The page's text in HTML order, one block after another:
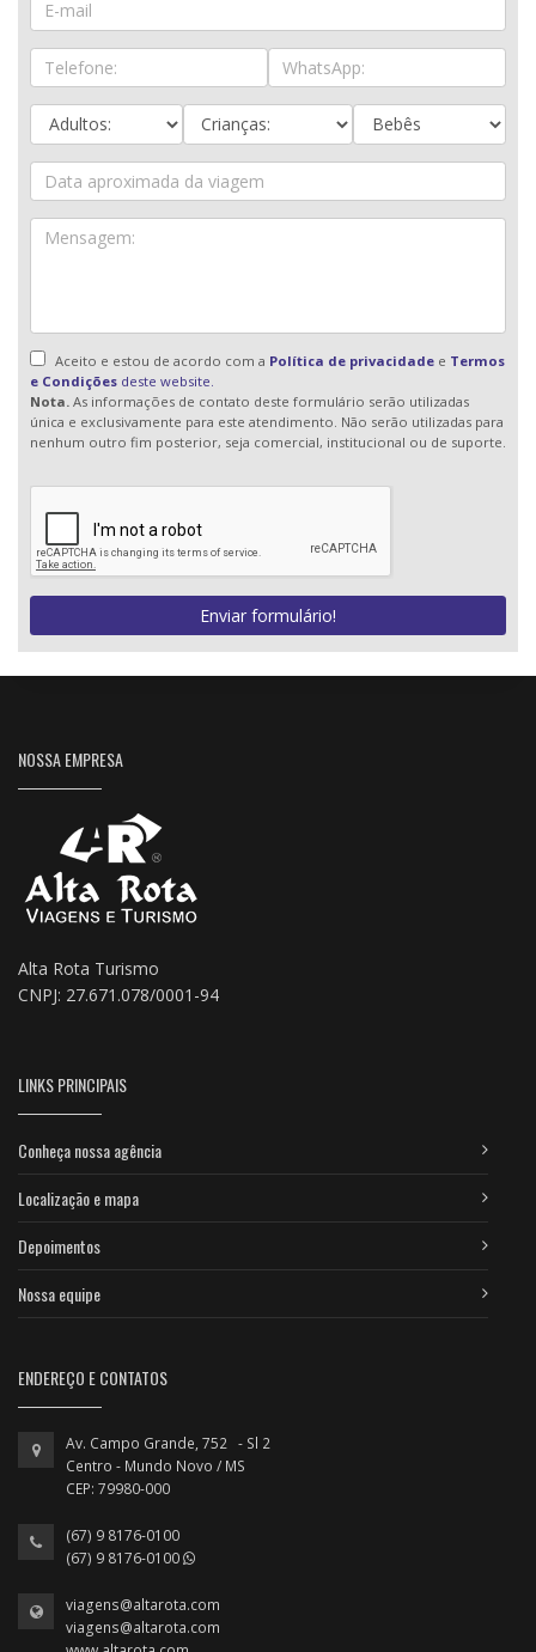
Aceito e estou de acordo com a Política de privacidadee Termos
e Condições deste website.
Nota. As informações de contato deste formulário serão utilizadas
única e exclusivamente para este atendimento. Não serão utilizadas para
nenhum outro fim posterior, seja comercial, institucional ou de suporte.
Enviar formulário!
NOSSA EMPRESA
Alta Rota Turismo
CNPJ: 27.671.078/0001-94
LINKS PRINCIPAIS
Conheça nossa agência
Localização e mapa
Depoimentos
Nossa equipe
ENDEREÇO E CONTATOS
Av. Campo Grande, 752 - Sl 2
Centro - Mundo Novo / MS
CEP: 79980-000
(67) 9 8176-0100
(67) 9 8176-0100
viagens@altarota.com
viagens@altarota.com